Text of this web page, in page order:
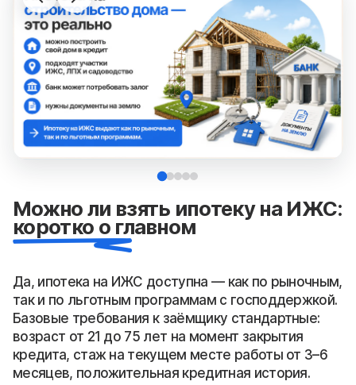
Можно ли взять ипотеку на ИЖС:
коротко о главном
Да, ипотека на ИЖС доступна — как по рыночным,
так и по льготным программам с господдержкой.
Базовые требования к заёмщику стандартные:
возраст от 21 до 75 лет на момент закрытия
кредита, стаж на текущем месте работы от 3–6
месяцев, положительная кредитная история.